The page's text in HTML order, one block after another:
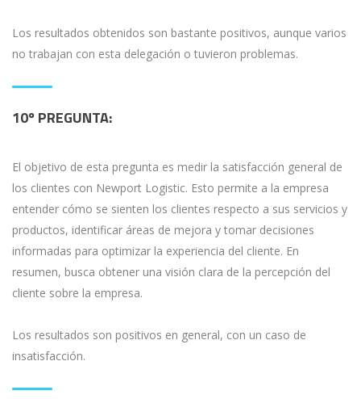
Los resultados obtenidos son bastante positivos, aunque varios
no trabajan con esta delegación o tuvieron problemas.
10º PREGUNTA:
El objetivo de esta pregunta es medir la satisfacción general de
los clientes con Newport Logistic. Esto permite a la empresa
entender cómo se sienten los clientes respecto a sus servicios y
productos, identificar áreas de mejora y tomar decisiones
informadas para optimizar la experiencia del cliente. En
resumen, busca obtener una visión clara de la percepción del
cliente sobre la empresa.
Los resultados son positivos en general, con un caso de
insatisfacción.